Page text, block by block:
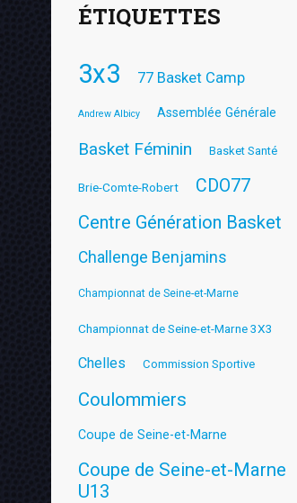
ÉTIQUETTES
3x3 77 Basket Camp
Andrew Albicy Assemblée Générale
Basket Féminin Basket Santé
Brie-Comte-Robert CDO77
Centre Génération Basket
Challenge Benjamins
Championnat de Seine-et-Marne
Championnat de Seine-et-Marne 3X3
Chelles Commission Sportive
Coulommiers
Coupe de Seine-et-Marne
Coupe de Seine-et-Marne
U13